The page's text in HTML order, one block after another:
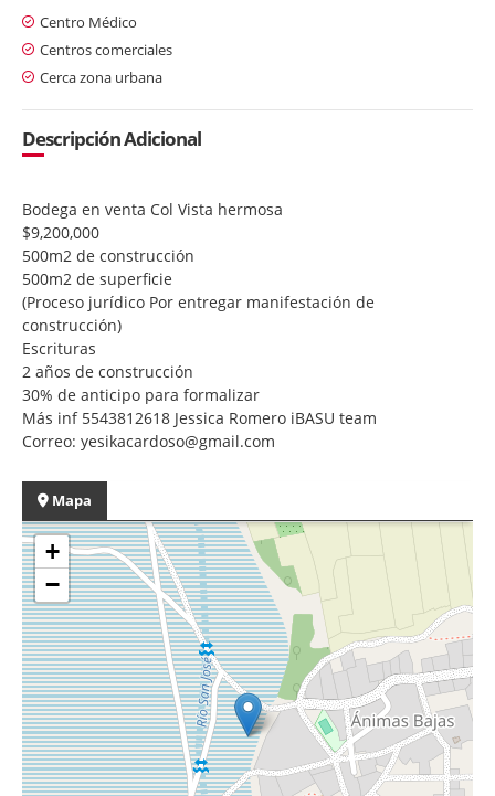
Centro Médico
Centros comerciales
Cerca zona urbana
Descripción Adicional
Bodega en venta Col Vista hermosa
$9,200,000
500m2 de construcción
500m2 de superficie
(Proceso jurídico Por entregar manifestación de
construcción)
Escrituras
2 años de construcción
30% de anticipo para formalizar
Más inf 5543812618 Jessica Romero iBASU team
Correo: yesikacardoso@gmail.com
Mapa
+
−